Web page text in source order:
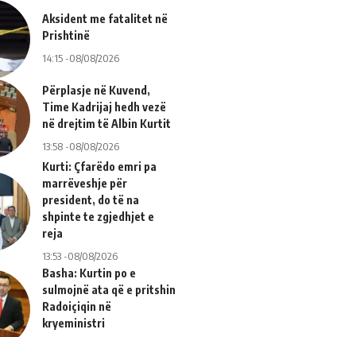
Aksident me fatalitet në
Prishtinë
14:15 -08/08/2026
Përplasje në Kuvend,
Time Kadrijaj hedh vezë
në drejtim të Albin Kurtit
13:58 -08/08/2026
Kurti: Çfarëdo emri pa
marrëveshje për
president, do të na
shpinte te zgjedhjet e
reja
13:53 -08/08/2026
Basha: Kurtin po e
sulmojnë ata që e pritshin
Radoiçiqin në
kryeministri